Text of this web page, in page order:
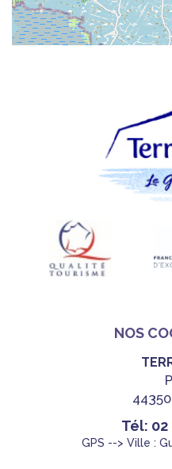
NOS
Tél: 02
GPS --> Ville :